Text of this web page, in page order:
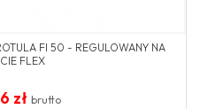
FI 50 - REGULOWANY NA
FLEX
złbrutto